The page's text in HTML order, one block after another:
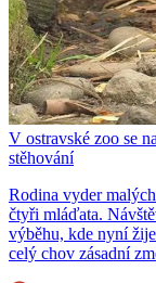
V ostravské zoo se
stěhování
Rodina vyder
čtyři mláďata.
výběhu, kde nyní
celý chov zásadní